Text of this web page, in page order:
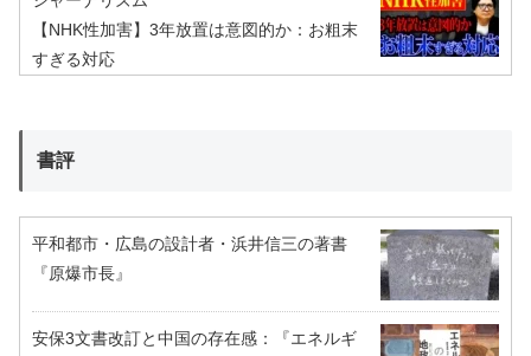
【NHK性加害】3年放置は意図的か：お粗末
すぎる対応
書評
平和都市・広島の設計者・浜井信三の著書
『原爆市長』
安保3文書改訂と中国の存在感：『エネルギ